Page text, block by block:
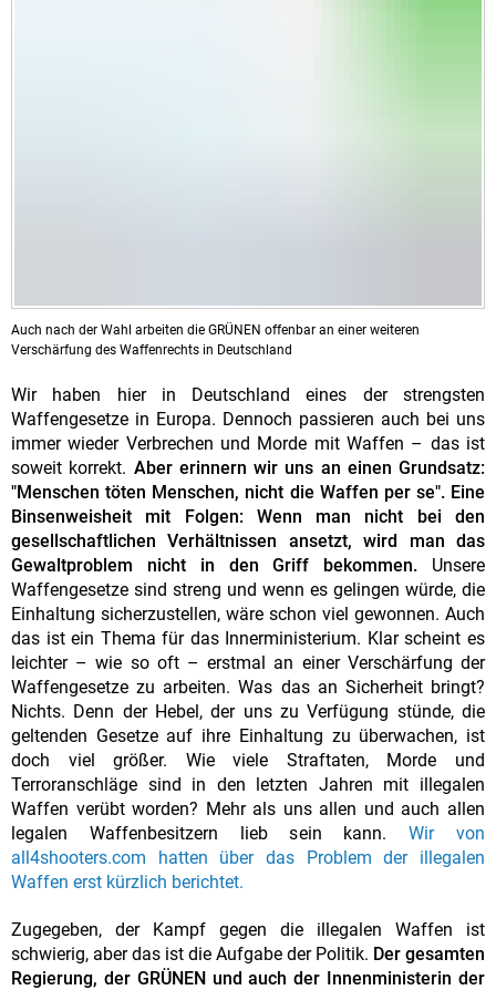
Auch nach der Wahl arbeiten die GRÜNEN offenbar an einer weiteren
Verschärfung des Waffenrechts in Deutschland
Wir haben hier in Deutschland eines der strengsten
Waffengesetze in Europa. Dennoch passieren auch bei uns
immer wieder Verbrechen und Morde mit Waffen – das ist
soweit korrekt. Aber erinnern wir uns an einen Grundsatz:
"Menschen töten Menschen, nicht die Waffen per se". Eine
Binsenweisheit mit Folgen: Wenn man nicht bei den
gesellschaftlichen Verhältnissen ansetzt, wird man das
Gewaltproblem nicht in den Griff bekommen. Unsere
Waffengesetze sind streng und wenn es gelingen würde, die
Einhaltung sicherzustellen, wäre schon viel gewonnen. Auch
das ist ein Thema für das Innerministerium. Klar scheint es
leichter – wie so oft – erstmal an einer Verschärfung der
Waffengesetze zu arbeiten. Was das an Sicherheit bringt?
Nichts. Denn der Hebel, der uns zu Verfügung stünde, die
geltenden Gesetze auf ihre Einhaltung zu überwachen, ist
doch viel größer. Wie viele Straftaten, Morde und
Terroranschläge sind in den letzten Jahren mit illegalen
Waffen verübt worden? Mehr als uns allen und auch allen
legalen Waffenbesitzern lieb sein kann.Wir von
all4shooters.com hatten über das Problem der illegalen
Waffen erst kürzlich berichtet.
Zugegeben, der Kampf gegen die illegalen Waffen ist
schwierig, aber das ist die Aufgabe der Politik. Der gesamten
Regierung, der GRÜNEN und auch der Innenministerin der